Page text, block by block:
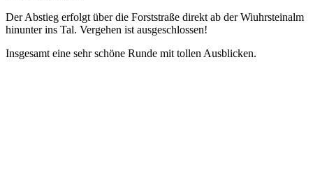
Der Abstieg erfolgt über die Forststraße direkt ab der Wiuhrsteinalm
hinunter ins Tal. Vergehen ist ausgeschlossen!
Insgesamt eine sehr schöne Runde mit tollen Ausblicken.